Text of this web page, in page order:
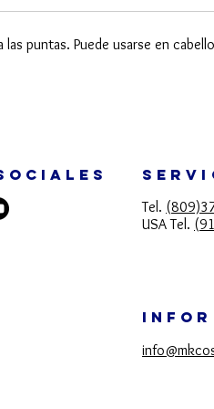
puntas. Puede usarse en
Tel.
USA Tel.